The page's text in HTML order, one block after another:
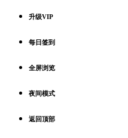
升级VIP
每日签到
全屏浏览
夜间模式
返回顶部